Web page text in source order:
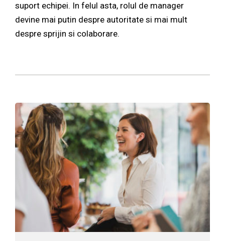
suport echipei. In felul asta, rolul de manager
devine mai putin despre autoritate si mai mult
despre sprijin si colaborare.